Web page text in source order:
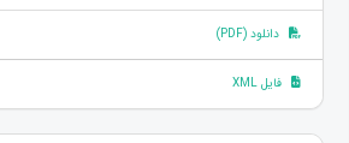
دانلود (PDF)
فایل XML